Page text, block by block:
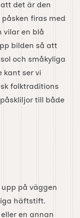
det är den
firas med
vilar en blå
bilden så att
och småkyliga
kant ser vi
folktraditions
till både
på väggen
häftstift.
en annan